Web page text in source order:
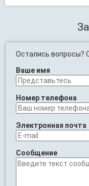
Остались вопросы?
Ваше имя
Номер телефона
Электронная почта
Сообщение